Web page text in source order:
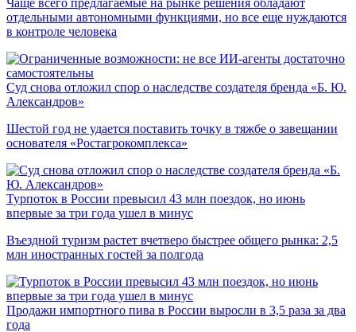
Чаще всего предлагаемые на рынке решения обладают
отдельными автономными функциями, но все еще нуждаются
в контроле человека
Суд снова отложил спор о наследстве создателя бренда «Б. Ю.
Александров»
Шестой год не удается поставить точку в тяжбе о завещании
основателя «Ростагрокомплекса»
Турпоток в России превысил 43 млн поездок, но июнь
впервые за три года ушел в минус
Въездной туризм растет вчетверо быстрее общего рынка: 2,5
млн иностранных гостей за полгода
Продажи импортного пива в России выросли в 3,5 раза за два
года